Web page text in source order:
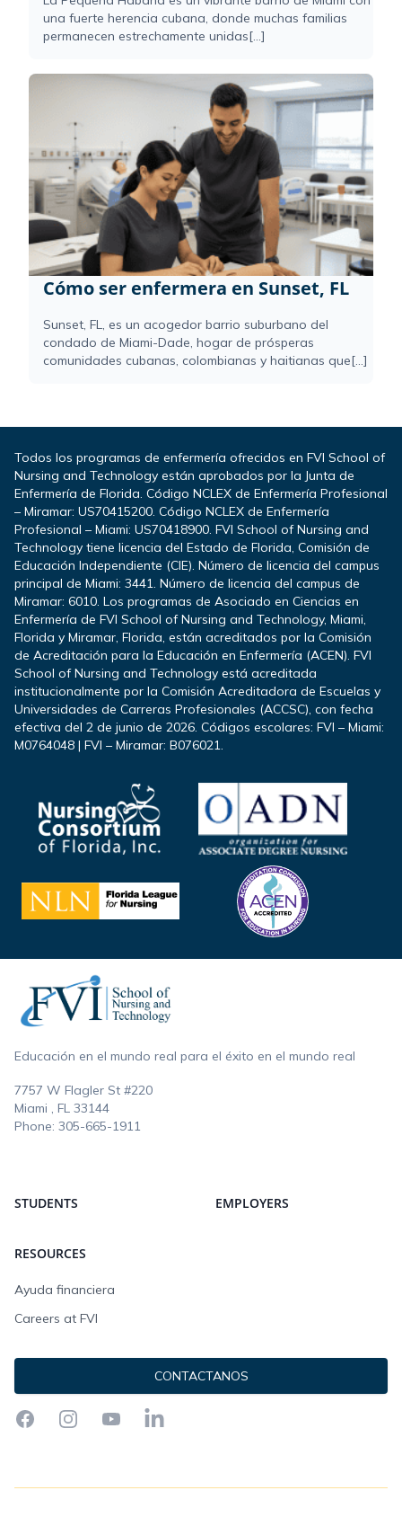
una fuerte herencia cubana, donde muchas familias
permanecen estrechamente unidas[...]
Cómo ser enfermera en Sunset, FL
Sunset, FL, es un acogedor barrio suburbano del
condado de Miami-Dade, hogar de prósperas
comunidades cubanas, colombianas y haitianas que[...]
Todos los programas de enfermería ofrecidos en FVI School of
Nursing and Technology están aprobados por la Junta de
Enfermería de Florida. Código NCLEX de Enfermería Profesional
– Miramar: US70415200. Código NCLEX de Enfermería
Profesional – Miami: US70418900. FVI School of Nursing and
Technology tiene licencia del Estado de Florida, Comisión de
Educación Independiente (CIE). Número de licencia del campus
principal de Miami: 3441. Número de licencia del campus de
Miramar: 6010. Los programas de Asociado en Ciencias en
Enfermería de FVI School of Nursing and Technology, Miami,
Florida y Miramar, Florida, están acreditados por la Comisión
de Acreditación para la Educación en Enfermería (ACEN). FVI
School of Nursing and Technology está acreditada
institucionalmente por la Comisión Acreditadora de Escuelas y
Universidades de Carreras Profesionales (ACCSC), con fecha
efectiva del 2 de junio de 2026. Códigos escolares: FVI – Miami:
M0764048 | FVI – Miramar: B076021.
Educación en el mundo real para el éxito en el mundo real
7757 W Flagler St #220
Miami , FL 33144
Phone: 305-665-1911
STUDENTS EMPLOYERS
RESOURCES
Ayuda financiera
Careers at FVI
CONTACTANOS
FacebookInstagramYouTubeLinkedIn